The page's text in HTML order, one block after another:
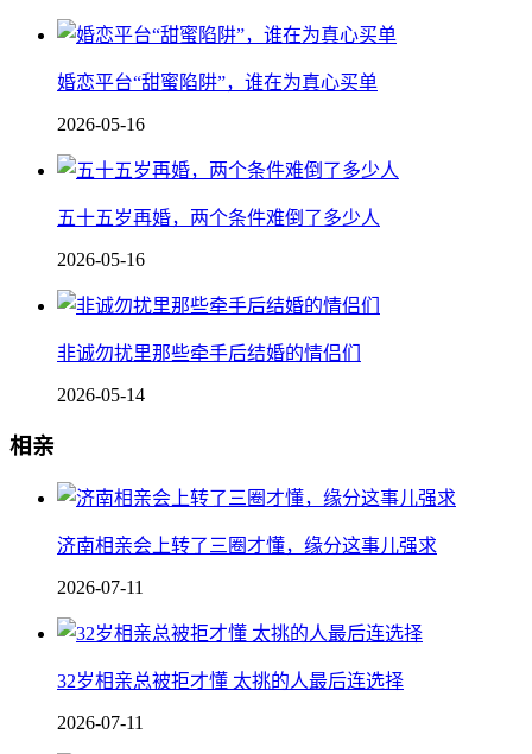
婚恋平台“甜蜜陷阱”，谁在为真心买单
2026-05-16
五十五岁再婚，两个条件难倒了多少人
2026-05-16
非诚勿扰里那些牵手后结婚的情侣们
2026-05-14
相亲
济南相亲会上转了三圈才懂，缘分这事儿强求
2026-07-11
32岁相亲总被拒才懂 太挑的人最后连选择
2026-07-11